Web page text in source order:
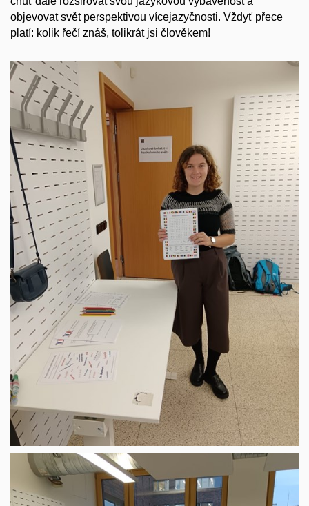
objevovat svět perspektivou vícejazyčnosti. Vždyť přece
platí: kolik řečí znáš, tolikrát jsi člověkem!